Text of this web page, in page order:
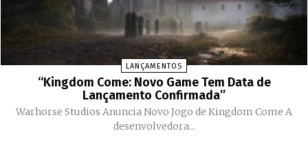
LANÇAMENTOS
“Kingdom Come: Novo Game Tem Data de
Lançamento Confirmada”
Warhorse Studios Anuncia Novo Jogo de Kingdom Come A
desenvolvedora...